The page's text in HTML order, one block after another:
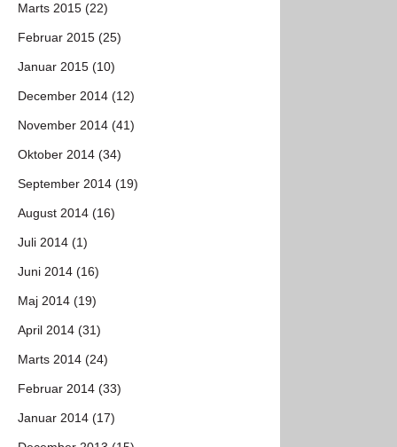
Marts 2015 (22)
Februar 2015 (25)
Januar 2015 (10)
December 2014 (12)
November 2014 (41)
Oktober 2014 (34)
September 2014 (19)
August 2014 (16)
Juli 2014 (1)
Juni 2014 (16)
Maj 2014 (19)
April 2014 (31)
Marts 2014 (24)
Februar 2014 (33)
Januar 2014 (17)